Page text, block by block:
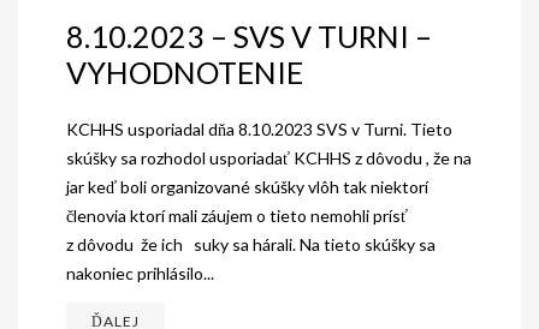
8.10.2023 – SVS V TURNI –
VYHODNOTENIE
KCHHS usporiadal dňa 8.10.2023 SVS v Turni. Tieto
skúšky sa rozhodol usporiadať KCHHS z dôvodu , že na
jar keď boli organizované skúšky vlôh tak niektorí
členovia ktorí mali záujem o tieto nemohli prísť
z dôvodu že ich suky sa hárali. Na tieto skúšky sa
nakoniec prihlásilo...
ĎALEJ